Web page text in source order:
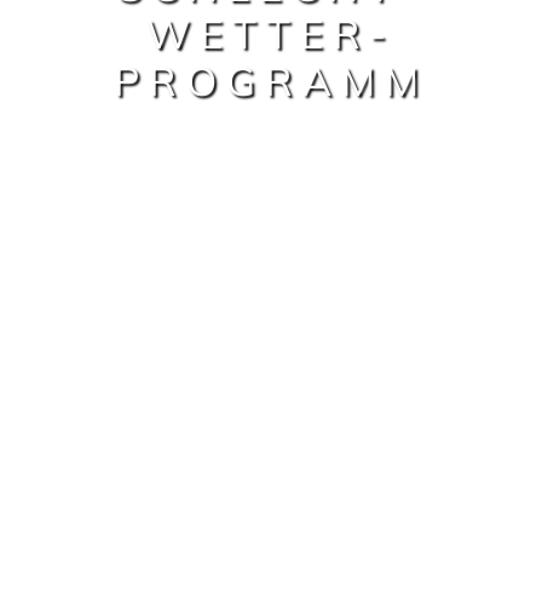
WETTER-
PROGRAMM